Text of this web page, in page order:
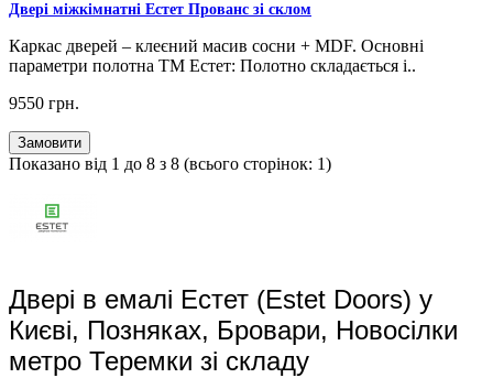
Двері міжкімнатні Естет Прованс зі склом
Каркас дверей – клеєний масив сосни + MDF. Основні
параметри полотна ТМ Естет: Полотно складається і..
9550 грн.
Замовити
Показано від 1 до 8 з 8 (всього сторінок: 1)
Двері в емалі Естет (Estet Doors) у
Києві, Позняках, Бровари, Новосілки
метро Теремки зі складу